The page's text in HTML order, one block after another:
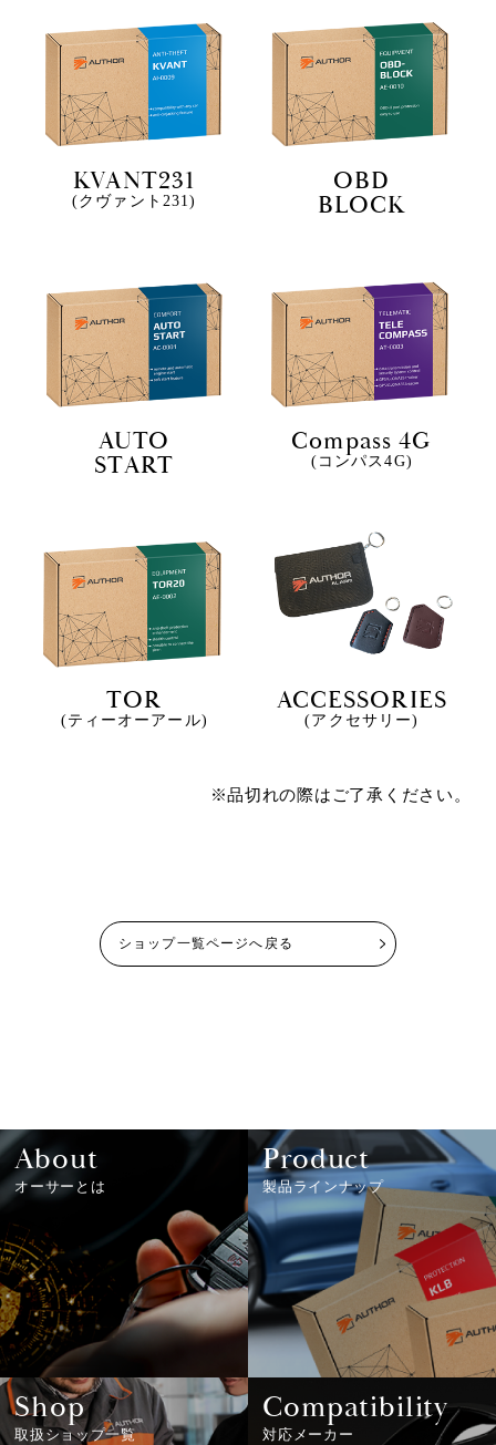
KVANT231
(クヴァント231)
OBD
BLOCK
AUTO
START
Compass 4G
(コンパス4G)
TOR
(ティーオーアール)
ACCESSORIES
(アクセサリー)
※品切れの際はご了承ください。
ショップ一覧ページへ戻る
About
オーサーとは
Product
製品ラインナップ
Shop
取扱ショップ一覧
Compatibility
対応メーカー